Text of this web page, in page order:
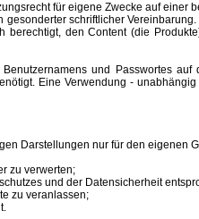
für eigene Zwecke auf einer
schriftlicher
den Content (die
und Passwortes auf
Eine Verwendung -
Darstellungen nur für den eigenen
zu verwerten;
und der Datensicherheit
zu veranlassen;